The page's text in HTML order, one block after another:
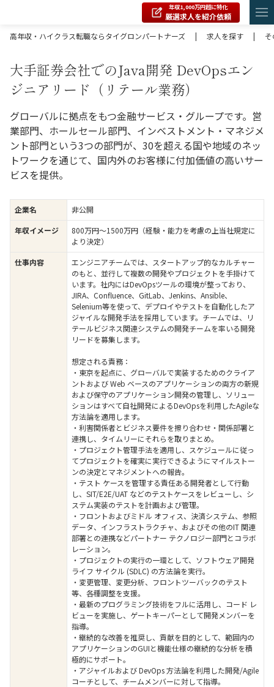
年収1,000万円超に特化
厳選求人を紹介依頼
高年収・ハイクラス転職ならタイグロンパートナーズ
| 求人を探す |
大手証券会社でのJava開発 DevOpsエン
ジニアリード（リテール業務）
グローバルに拠点をもつ金融サービス・グループです。営
業部門、ホールセール部門、インベストメント・マネジメ
ント部門という3つの部門が、30を超える国や地域のネッ
トワークを通じて、国内外のお客様に付加価値の高いサー
ビスを提供。
企業名
非公開
年収イメージ
800万円〜1500万円（経験・能力を考慮の上当社規定に
より決定）
仕事内容
エンジニアチームでは、スタートアップ的なカルチャー
のもと、並行して複数の開発やプロジェクトを手掛けて
います。社内にはDevOpsツールの環境が整っており、
JIRA、Confluence、GitLab、Jenkins、Ansible、
Selenium等を使って、デプロイやテストを自動化したア
ジャイルな開発手法を採用しています。チームでは、リ
テールビジネス関連システムの開発チームを率いる開発
リードを募集します。
想定される責務：
・東京を起点に、グローバルで実装するためのクライア
ントおよび Web ベースのアプリケーションの両方の新規
および保守のアプリケーション開発の管理し、ソリュー
ションはすべて自社開発によるDevOpsを利用したAgileな
方法論を適用します。
・利害関係者とビジネス要件を擦り合わせ・関係部署と
連携し、タイムリーにそれらを取りまとめ。
・プロジェクト管理手法を適用し、スケジュールに従っ
てプロジェクトを確実に実行できるようにマイルストー
ンの決定とマネジメントへの報告。
・テスト ケースを管理する責任ある開発者として行動
し、SIT/E2E/UAT などのテストケースをレビューし、シ
ステム実装のテストを計画および管理。
・フロントおよびミドル オフィス、決済システム、参照
データ、インフラストラクチャ、およびその他のIT 関連
部署との連携などパートナー テクノロジー部門とコラボ
レーション。
・プロジェクトの実行の一環として、ソフトウェア開発
ライフ サイクル (SDLC) の方法論を実行。
・変更管理、変更分析、フロントツーバックのテスト
等、各種調整を支援。
・最新のプログラミング技術をフルに活用し、コード レ
ビューを実施し、ゲートキーパーとして開発メンバーを
指導。
・継続的な改善を推奨し、貢献を目的として、範囲内の
アプリケーションのGUIと機能仕様の継続的な分析を積
極的にサポート。
・アジャイルおよび DevOps 方法論を利用した開発/Agile
コーチとして、チームメンバーに対して指導。